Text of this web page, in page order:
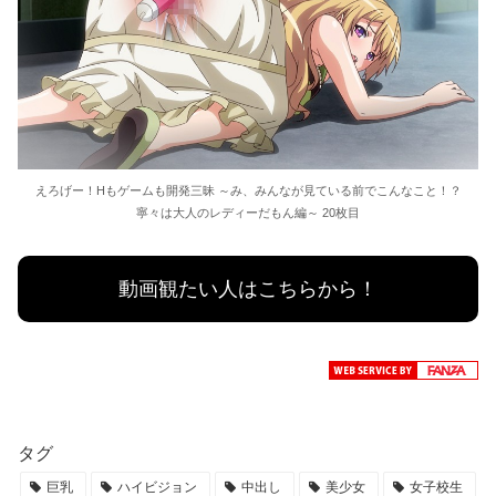
えろげー！Hもゲームも開発三昧 ～み、みんなが見ている前でこんなこと！？
寧々は大人のレディーだもん編～ 20枚目
動画観たい人はこちらから！
タグ
巨乳 ハイビジョン 中出し 美少女 女子校生